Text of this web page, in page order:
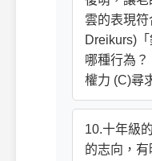
雲的表現符
Dreikurs)
哪種行為
權力 (C)尋
10.十年級
的志向，